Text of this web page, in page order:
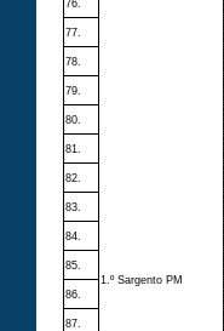
1.º Sargento PM
76.
77.
78.
79.
80.
81.
82.
83.
84.
85.
86.
87.